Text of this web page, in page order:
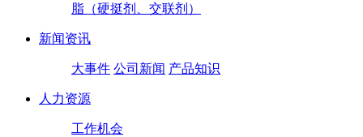
脂（硬挺剂、交联剂）
新闻资讯
大事件 公司新闻 产品知识
人力资源
工作机会